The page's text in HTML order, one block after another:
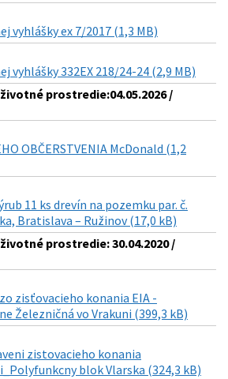
vyhlášky ex 7/2017 (1,3 MB)
vyhlášky 332EX 218/24-24 (2,9 MB)
prostredie:04.05.2026 /
OBČERSTVENIA McDonald (1,2
11 ks drevín na pozemku par. č.
Bratislava – Ružinov (17,0 kB)
prostredie: 30.04.2020 /
zisťovacieho konania EIA -
Železničná vo Vrakuni (399,3 kB)
zistovacieho konania
blok Vlarska (324,3 kB)